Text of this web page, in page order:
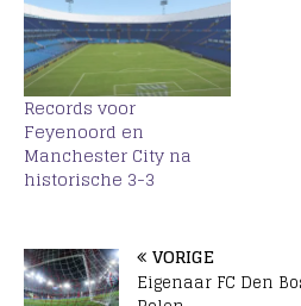
Records voor
Feyenoord en
Manchester City na
historische 3-3
VORIGE
Eigenaar FC Den